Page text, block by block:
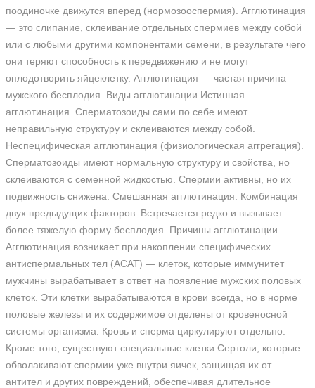
поодиночке движутся вперед (нормозооспермия). Агглютинация
— это слипание, склеивание отдельных спермиев между собой
или с любыми другими компонентами семени, в результате чего
они теряют способность к передвижению и не могут
оплодотворить яйцеклетку. Агглютинация — частая причина
мужского бесплодия. Виды агглютинации Истинная
агглютинация. Сперматозоиды сами по себе имеют
неправильную структуру и склеиваются между собой.
Неспецифическая агглютинация (физиологическая аггрегация).
Сперматозоиды имеют нормальную структуру и свойства, но
склеиваются с семенной жидкостью. Спермии активны, но их
подвижность снижена. Смешанная агглютинация. Комбинация
двух предыдущих факторов. Встречается редко и вызывает
более тяжелую форму бесплодия. Причины агглютинации
Агглютинация возникает при накоплении специфических
антиспермальных тел (АСАТ) — клеток, которые иммунитет
мужчины вырабатывает в ответ на появление мужских половых
клеток. Эти клетки вырабатываются в крови всегда, но в норме
половые железы и их содержимое отделены от кровеносной
системы организма. Кровь и сперма циркулируют отдельно.
Кроме того, существуют специальные клетки Сертоли, которые
обволакивают спермии уже внутри яичек, защищая их от
антител и других повреждений, обеспечивая длительное